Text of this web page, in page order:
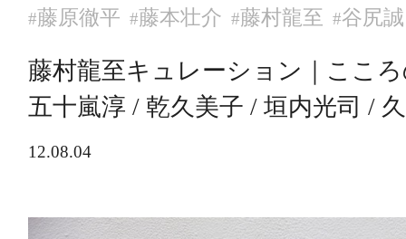
#藤原徹平 #藤本壮介 #藤村龍至 #谷尻誠
藤村龍至キュレーション｜ここ
五十嵐淳 / 乾久美子 / 垣内光司 /
12.08.04